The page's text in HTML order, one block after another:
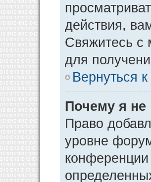
действия,
Свяжитесь с
для
Вернуться
Почему я не
Право
уровне